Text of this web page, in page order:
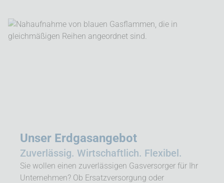
Unser Erdgasangebot
Zuverlässig. Wirtschaftlich. Flexibel.
Sie wollen einen zuverlässigen Gasversorger für Ihr
Unternehmen? Ob Ersatzversorgung oder